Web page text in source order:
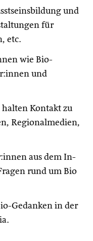
und
für
etc.
wie Bio-
und
halten Kontakt zu
Regionalmedien,
aus dem In-
rund um Bio
Gedanken in der